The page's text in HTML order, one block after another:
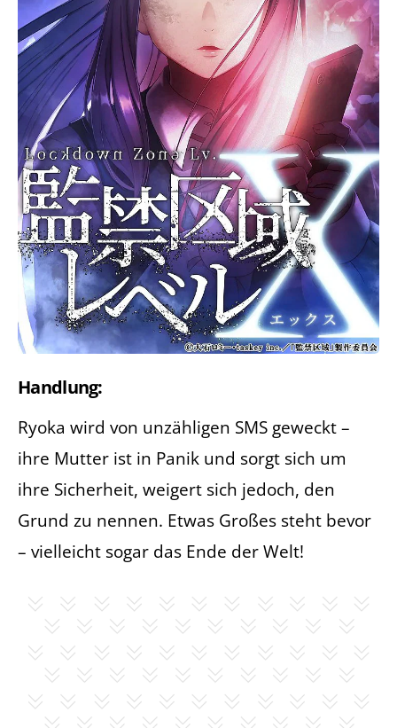
Handlung:
Ryoka wird von unzähligen SMS geweckt –
ihre Mutter ist in Panik und sorgt sich um
ihre Sicherheit, weigert sich jedoch, den
Grund zu nennen. Etwas Großes steht bevor
– vielleicht sogar das Ende der Welt!